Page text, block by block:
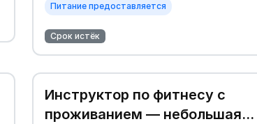
Питание предоставляется
Срок истёк
Инструктор по фитнесу с
проживанием — небольшая